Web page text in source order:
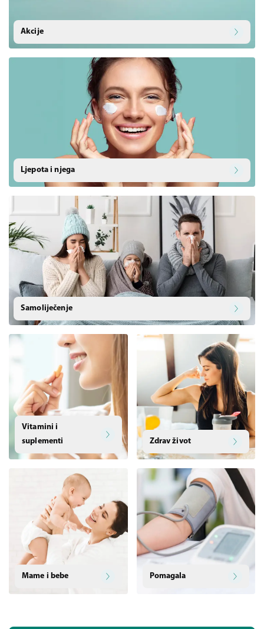
Akcije
Ljepota i njega
Samoliječenje
Vitamini i
suplementi
Zdrav život
Mame i bebe Pomagala